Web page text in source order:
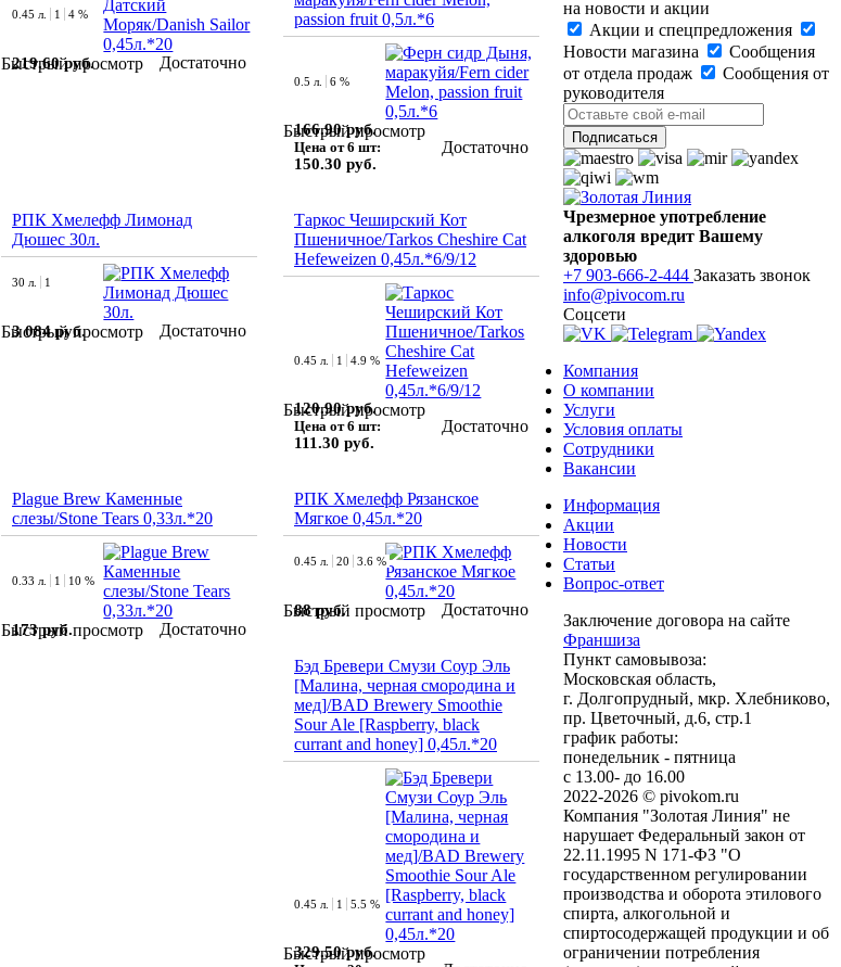
Быстрый просмотр
0.45 л. 1 4 %
219.60 руб. Достаточно
passion fruit 0,5л.*6
Быстрый просмотр
0.5 л. 6 %
166.90 руб.
Цена от 6 шт:
150.30 руб.
Достаточно
РПК Хмелефф Лимонад
Дюшес 30л.
Быстрый просмотр
30 л. 1
3 084 руб. Достаточно
Таркос Чеширский Кот
Пшеничное/Tarkos Cheshire Cat
Hefeweizen 0,45л.*6/9/12
Быстрый просмотр
0.45 л. 1 4.9 %
120.90 руб.
Цена от 6 шт:
111.30 руб.
Достаточно
Plague Brew Каменные
слезы/Stone Tears 0,33л.*20
Быстрый просмотр
0.33 л. 1 10 %
173 руб. Достаточно
РПК Хмелефф Рязанское
Мягкое 0,45л.*20
Быстрый просмотр
0.45 л. 20 3.6 %
88 руб. Достаточно
Бэд Бревери Смузи Соур Эль
[Малина, черная смородина и
мед]/BAD Brewery Smoothie
Sour Ale [Raspberry, black
currant and honey] 0,45л.*20
Быстрый просмотр
0.45 л. 1 5.5 %
329.50 руб.
на новости и акции
Акции и спецпредложения
Новости магазина
Сообщения
от отдела продаж
Сообщения от
руководителя
Чрезмерное употребление
алкоголя вредит Вашему
здоровью
+7 903-666-2-444 Заказать звонок
info@pivocom.ru
Соцсети
Компания
О компании
Услуги
Условия оплаты
Сотрудники
Вакансии
Информация
Акции
Новости
Статьи
Вопрос-ответ
Заключение договора на сайте
Франшиза
Пункт самовывоза:
Московская область,
г. Долгопрудный, мкр. Хлебниково,
пр. Цветочный, д.6, стр.1
график работы:
понедельник - пятница
с 13.00- до 16.00
2022-2026 © pivokom.ru
Компания "Золотая Линия" не
нарушает Федеральный закон от
22.11.1995 N 171-ФЗ "О
государственном регулировании
производства и оборота этилового
спирта, алкогольной и
спиртосодержащей продукции и об
ограничении потребления